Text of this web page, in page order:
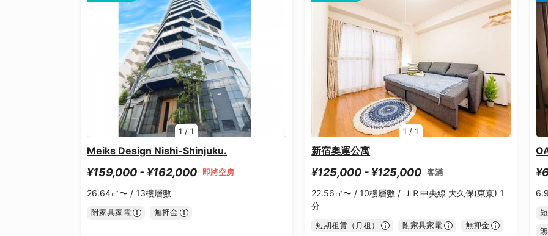
1 /1
Meiks Design Nishi-Shinjuku.
¥159,000 - ¥162,000 即將空房
26.64㎡〜 / 13樓層數
附家具家電 無押金
1 /1
新宿奧運公寓
¥125,000 - ¥125,000 客滿
22.56㎡〜 /10樓層數 /
ＪＲ中央線 大久保(東京) 1
分
短期租賃（月租） 附家具家電
無押金